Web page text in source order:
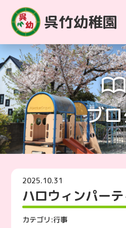
呉竹幼稚園
ブ
2025.10.31
ハロウィンパー
カテゴリ:行事